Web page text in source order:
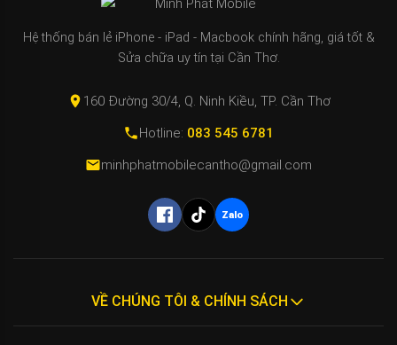
Mipi - Minh Phát Mobile ↻✕
Xin chào bạn! Mình là Mipi - Trợ lý
đây. 📱✨
Bạn đang tìm kiếm các dòng điện
bao da, kính cường lực cho thiết bị của
mình vậy ạ? 🎤 (Bấm biểu tượng Micro
Hệ thống bán lẻ iPhone - iPad - Macbook chính hãng, giá tốt &
Sửa chữa uy tín tại Cần Thơ.
160 Đường 30/4, Q. Ninh Kiều, TP. Cần Thơ
Hotline: 083 545 6781
minhphatmobilecantho@gmail.com
Zalo
VỀ CHÚNG TÔI & CHÍNH SÁCH